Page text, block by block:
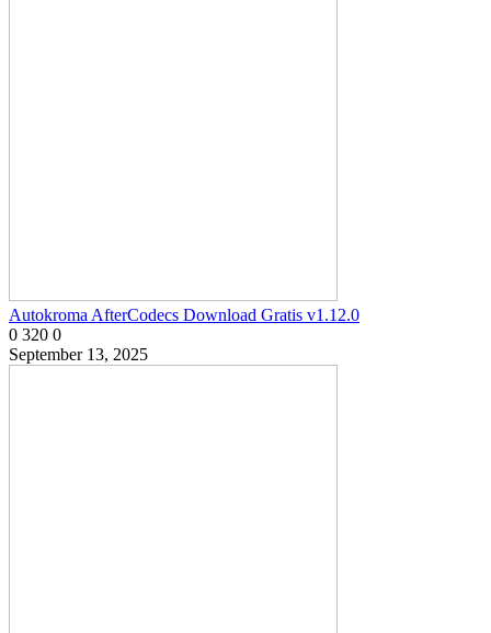
Autokroma AfterCodecs Download Gratis v1.12.0
0 320 0
September 13, 2025